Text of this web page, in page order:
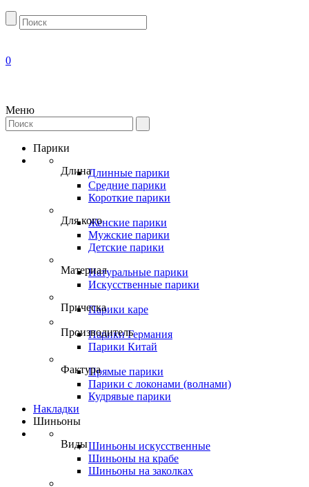
0
Меню
Парики
ДлинаДлинные парики
Средние парики
Короткие парики
Для когоЖенские парики
Мужские парики
Детские парики
МатериалНатуральные парики
Искусственные парики
ПрическаПарики каре
Производитель
Парики Германия
Парики Китай
ФактураПрямые парики
Парики с локонами (волнами)
Кудрявые парики
Накладки
Шиньоны
ВидыШиньоны искусственные
Шиньоны на крабе
Шиньоны на заколках